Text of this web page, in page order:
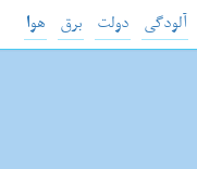
آلودگی دولت برق هوا